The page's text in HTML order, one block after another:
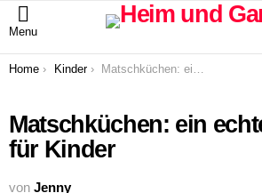
Menu
You are here:
Home Kinder Matschküchen: ein echtes Highlight für Kinder
Matschküchen: ein
für Kinder
von Jenny